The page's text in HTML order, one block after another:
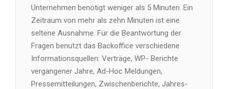
Unternehmen benötigt weniger als 5 Minuten. Ein
Zeitraum von mehr als zehn Minuten ist eine
seltene Ausnahme. Für die Beantwortung der
Fragen benutzt das Backoffice verschiedene
Informationsquellen: Verträge, WP- Berichte
vergangener Jahre, Ad-Hoc Meldungen,
Pressemitteilungen, Zwischenberichte, Jahres-